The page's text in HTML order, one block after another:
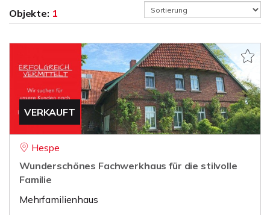
Objekte: 1
VERKAUFT
Hespe
Wunderschönes Fachwerkhaus für die stilvolle
Familie
Mehrfamilienhaus